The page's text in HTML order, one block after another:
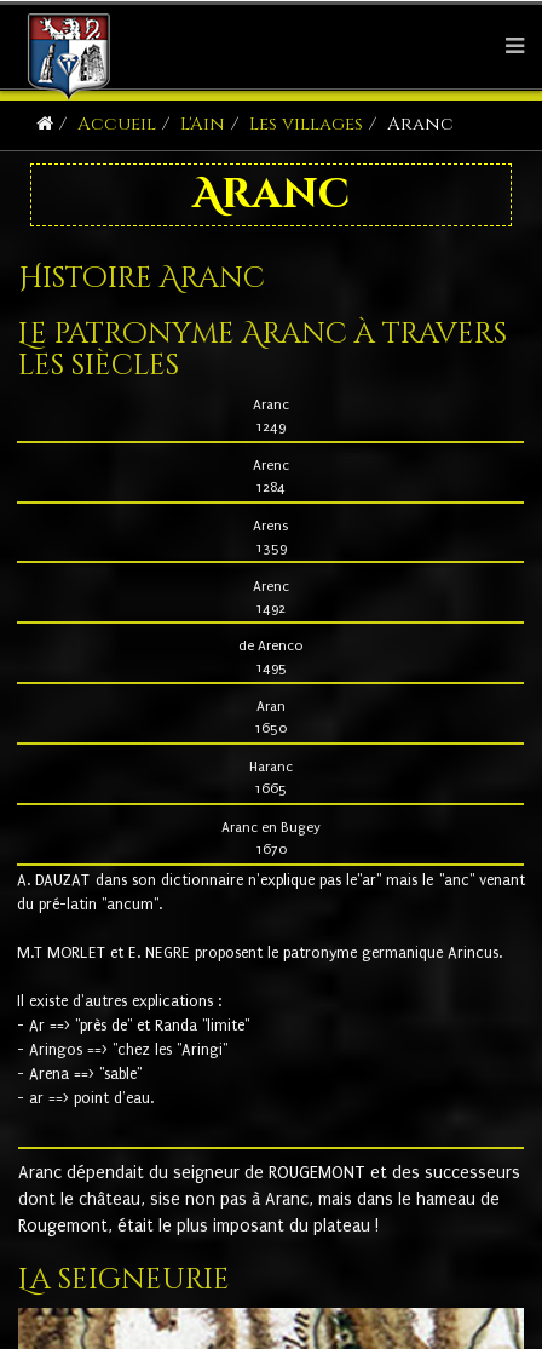
Accueil L'Ain Les villages Aranc
Aranc
Histoire Aranc
Le patronyme Aranc à travers
les siècles
Aranc
1249
Arenc
1284
Arens
1359
Arenc
1492
de Arenco
1495
Aran
1650
Haranc
1665
Aranc en Bugey
1670
A. DAUZAT dans son dictionnaire n'explique pas le"ar" mais le "anc" venant
du pré-latin "ancum".
M.T MORLET et E. NEGRE proposent le patronyme germanique Arincus.
Il existe d'autres explications :
- Ar ==> "près de" et Randa "limite"
- Aringos ==> "chez les "Aringi"
- Arena ==> "sable"
- ar ==> point d'eau.
Aranc dépendait du seigneur de ROUGEMONT et des successeurs
dont le château, sise non pas à Aranc, mais dans le hameau de
Rougemont, était le plus imposant du plateau !
La seigneurie